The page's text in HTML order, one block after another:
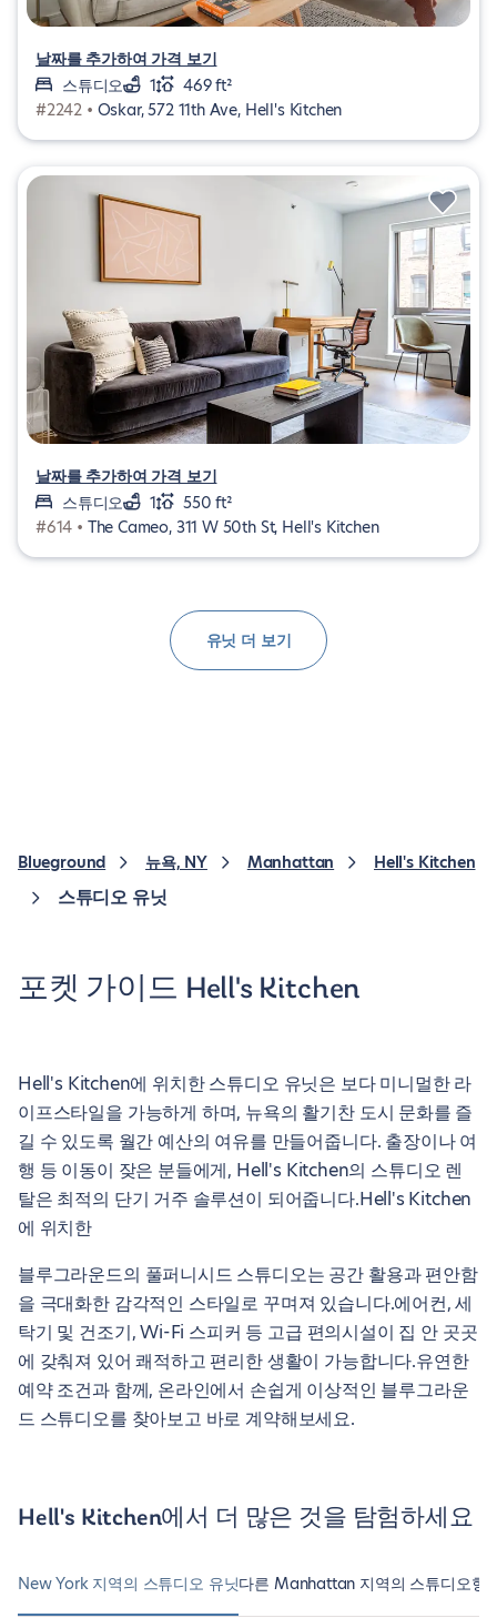
날짜를 추가하여 가격 보기
스튜디오
1
469 ft²
#2242 • Oskar, 572 11th Ave, Hell's Kitchen
날짜를 추가하여 가격 보기
스튜디오
1
550 ft²
#614 • The Cameo, 311 W 50th St, Hell's Kitchen
유닛 더 보기
Blueground 뉴욕, NY Manhattan Hell's Kitchen
스튜디오 유닛
포켓 가이드 Hell's Kitchen
Hell's Kitchen에 위치한 스튜디오 유닛은 보다 미니멀한 라
이프스타일을 가능하게 하며, 뉴욕의 활기찬 도시 문화를 즐
길 수 있도록 월간 예산의 여유를 만들어줍니다. 출장이나 여
행 등 이동이 잦은 분들에게, Hell's Kitchen의 스튜디오 렌
탈은 최적의 단기 거주 솔루션이 되어줍니다.Hell's Kitchen
에 위치한
블루그라운드의 풀퍼니시드 스튜디오는 공간 활용과 편안함
을 극대화한 감각적인 스타일로 꾸며져 있습니다.에어컨, 세
탁기 및 건조기, Wi-Fi 스피커 등 고급 편의시설이 집 안 곳곳
에 갖춰져 있어 쾌적하고 편리한 생활이 가능합니다.유연한
예약 조건과 함께, 온라인에서 손쉽게 이상적인 블루그라운
드 스튜디오를 찾아보고 바로 계약해보세요.
Hell's Kitchen에서 더 많은 것을 탐험하세요
New York 지역의 스튜디오 유닛다른 Manhattan 지역의 스튜디오형